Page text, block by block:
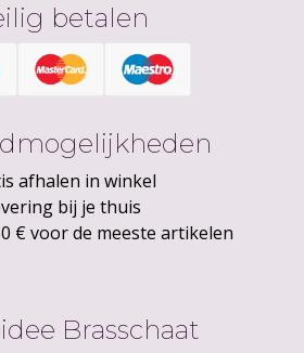
betalen
afhalen in winkel
bij je thuis
€ voor de meeste artikelen
Brasschaat